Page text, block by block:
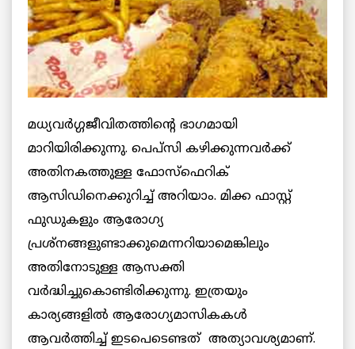
മധ്യവര്‍ഗ്ഗജീവിതത്തിന്റെ ഭാഗമായി
മാറിയിരിക്കുന്നു. പെപ്സി കഴിക്കുന്നവര്‍ക്ക്
അതിനകത്തുള്ള ഫോസ്ഫെറിക്
ആസിഡിനെക്കുറിച്ച് അറിയാം. മിക്ക ഫാസ്റ്റ്
ഫുഡുകളും ആരോഗ്യ
പ്രശ്നങ്ങളുണ്ടാക്കുമെന്നറിയാമെങ്കിലും
അതിനോടുള്ള ആസക്തി
വര്‍ദ്ധിച്ചുകൊണ്ടിരിക്കുന്നു. ഇത്രയും
കാര്യങ്ങളില്‍ ആരോഗ്യമാസികകള്‍
ആവര്‍ത്തിച്ച് ഇടപെടെണ്ടത് അത്യാവശ്യമാണ്.